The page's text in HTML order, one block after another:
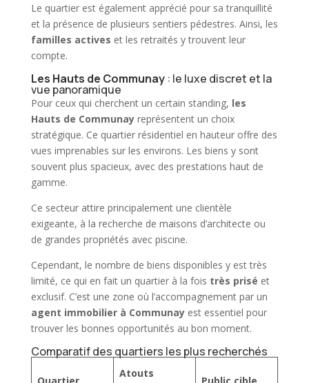
Le quartier est également apprécié pour sa tranquillité
et la présence de plusieurs sentiers pédestres. Ainsi, les
familles actives et les retraités y trouvent leur
compte.
Les Hauts de Communay: le luxe discret et la
vue panoramique
Pour ceux qui cherchent un certain standing, les
Hauts de Communayreprésentent un choix
stratégique. Ce quartier résidentiel en hauteur offre des
vues imprenables sur les environs. Les biens y sont
souvent plus spacieux, avec des prestations haut de
gamme.
Ce secteur attire principalement une clientèle
exigeante, à la recherche de maisons d’architecte ou
de grandes propriétés avec piscine.
Cependant, le nombre de biens disponibles y est très
limité, ce qui en fait un quartier à la fois très prisé et
exclusif. C’est une zone où l’accompagnement par un
agent immobilier à Communayest essentiel pour
trouver les bonnes opportunités au bon moment.
Comparatif des quartiers les plus recherchés
Atouts